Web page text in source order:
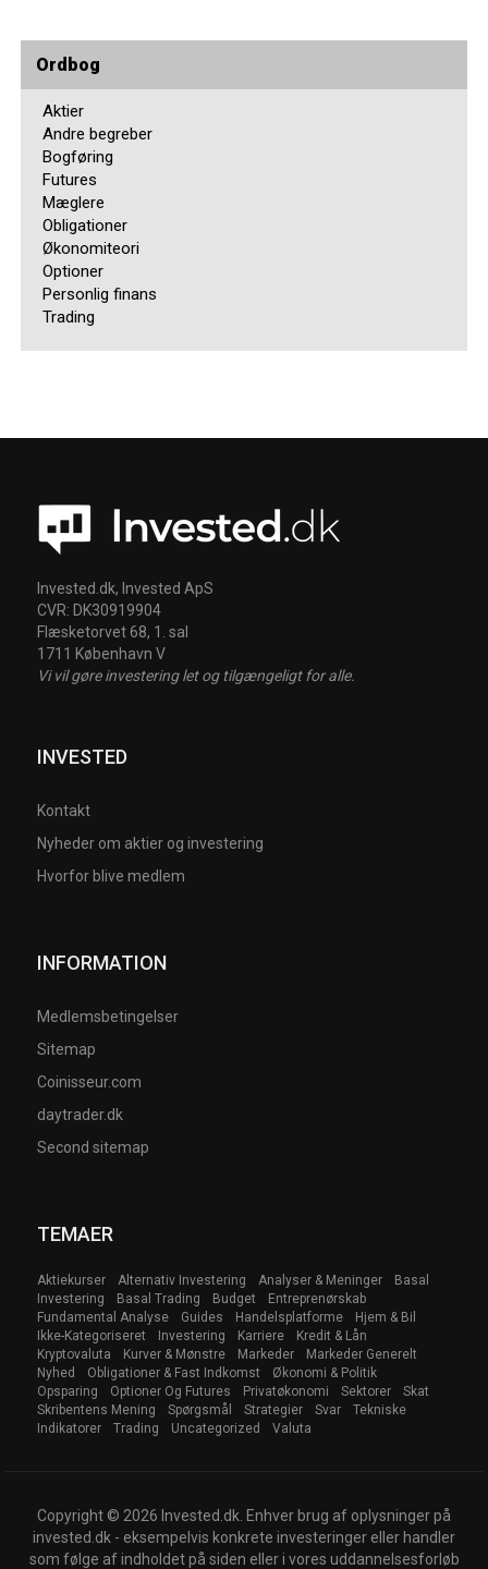
Ordbog
Aktier
Andre begreber
Bogføring
Futures
Mæglere
Obligationer
Økonomiteori
Optioner
Personlig finans
Trading
Invested.dk, Invested ApS
CVR: DK30919904
Flæsketorvet 68, 1. sal
1711 København V
Vi vil gøre investering let og tilgængeligt for alle.
INVESTED
Kontakt
Nyheder om aktier og investering
Hvorfor blive medlem
INFORMATION
Medlemsbetingelser
Sitemap
Coinisseur.com
daytrader.dk
Second sitemap
TEMAER
Aktiekurser Alternativ Investering Analyser & Meninger
Basal
Investering
Basal Trading Budget
Entreprenørskab
Fundamental Analyse
Guides Handelsplatforme
Hjem & Bil
Ikke-Kategoriseret
Investering Karriere
Kredit & Lån
Kryptovaluta
Kurver & Mønstre Markeder
Markeder Generelt
Nyhed
Obligationer & Fast Indkomst
Økonomi & Politik
Opsparing
Optioner Og Futures Privatøkonomi Sektorer
Skat
Skribentens Mening
Spørgsmål Strategier Svar
Tekniske
Indikatorer
Trading Uncategorized Valuta
Copyright © 2026 Invested.dk. Enhver brug af oplysninger på
invested.dk - eksempelvis konkrete investeringer eller handler
som følge af indholdet på siden eller i vores uddannelsesforløb